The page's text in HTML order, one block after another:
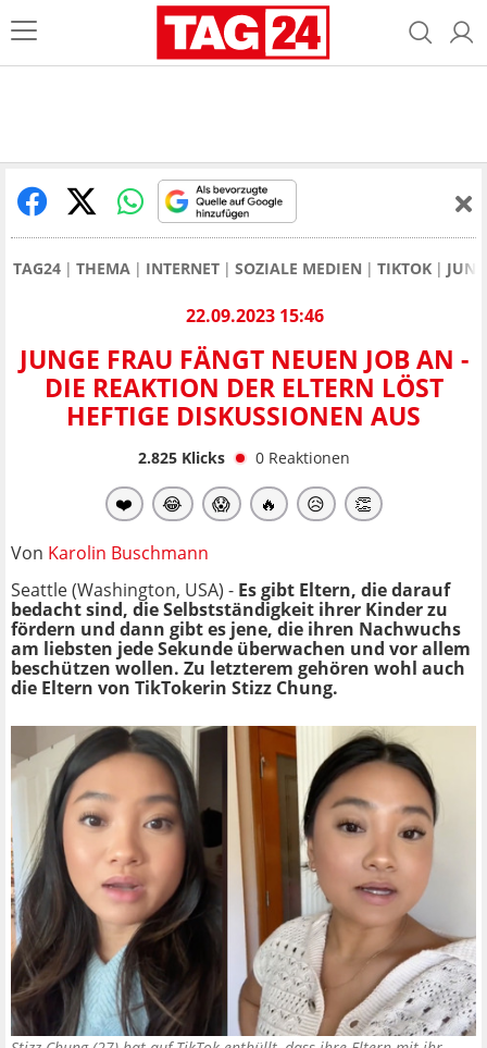
TAG24 THEMA INTERNET SOZIALE MEDIEN TIKTOK
22.09.2023 15:46
JUNGE FRAU FÄNGT NEUEN JOB AN -
DIE REAKTION DER ELTERN LÖST
HEFTIGE DISKUSSIONEN AUS
2.825Klicks 0 Reaktionen
❤️ 😂 😱 🔥 😥 👏
Von Karolin Buschmann
Seattle (Washington, USA) - Es gibt Eltern, die darauf
bedacht sind, die Selbstständigkeit ihrer Kinder zu
fördern und dann gibt es jene, die ihren Nachwuchs
am liebsten jede Sekunde überwachen und vor allem
beschützen wollen. Zu letzterem gehören wohl auch
die Eltern von TikTokerin Stizz Chung.